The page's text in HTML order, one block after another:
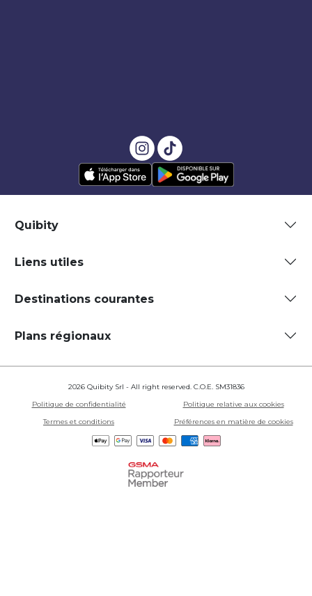
Quibity
Liens utiles
Destinations courantes
Plans régionaux
2026 Quibity Srl - All right reserved. C.O.E. SM31836
Politique de confidentialité
Politique relative aux cookies
Termes et conditions
Préférences en matière de cookies